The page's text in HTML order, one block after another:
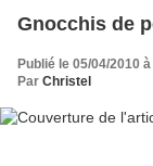
Gnocchis de
Publié le 05/04/2010
Par Christel